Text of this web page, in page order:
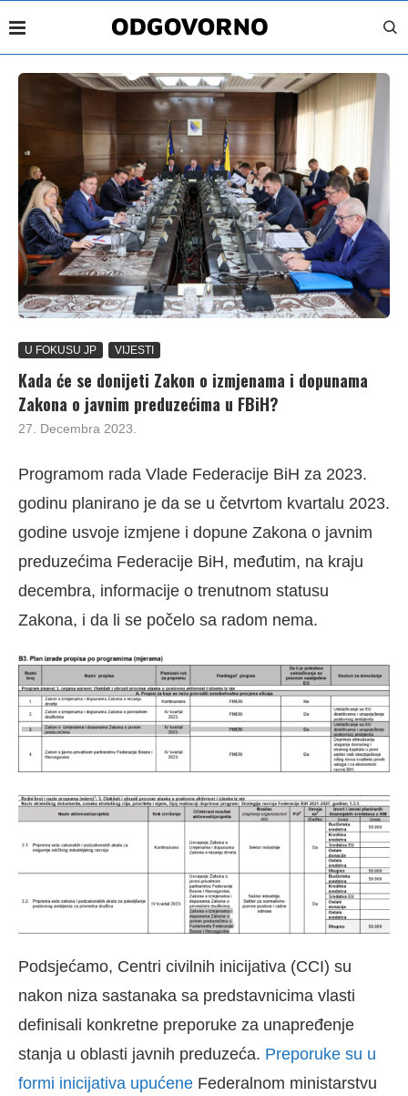
U FOKUSU JP VIJESTI
Kada će se donijeti Zakon o izmjenama i dopunama
Zakona o javnim preduzećima u FBiH?
27. Decembra 2023.
Programom rada Vlade Federacije BiH za 2023.
godinu planirano je da se u četvrtom kvartalu 2023.
godine usvoje izmjene i dopune Zakona o javnim
preduzećima Federacije BiH, međutim, na kraju
decembra, informacije o trenutnom statusu
Zakona, i da li se počelo sa radom nema.
Podsjećamo, Centri civilnih inicijativa (CCI) su
nakon niza sastanaka sa predstavnicima vlasti
definisali konkretne preporuke za unapređenje
stanja u oblasti javnih preduzeća. Preporuke su u
formi inicijativa upućene Federalnom ministarstvu